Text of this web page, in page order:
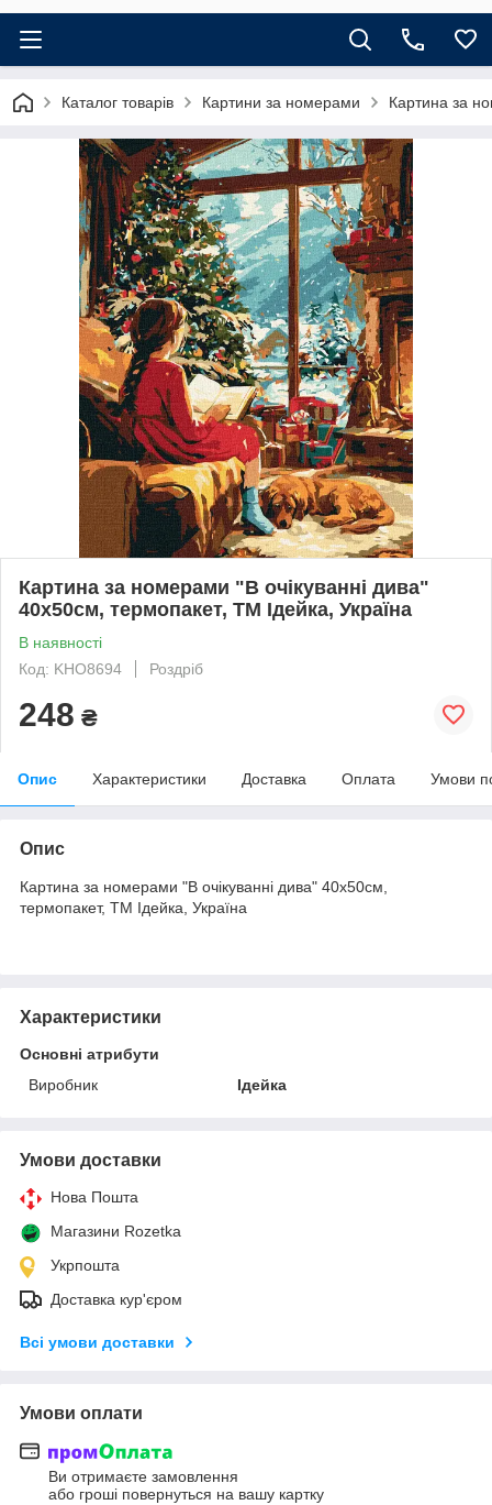
Каталог товарів Картини за номерами Картина за
Картина за номерами "В очікуванні дива"
40х50см, термопакет, ТМ Ідейка, Україна
В наявності
Код: KHO8694
Роздріб
248 ₴
Опис Характеристики Доставка Оплата Умови
Опис
Картина за номерами "В очікуванні дива" 40х50см,
термопакет, ТМ Ідейка, Україна
Характеристики
Основні атрибути
Виробник
Ідейка
Умови доставки
Нова Пошта
Магазини Rozetka
Укрпошта
Доставка кур'єром
Всі умови доставки
Умови оплати
Ви отримаєте замовлення
або гроші повернуться на вашу картку